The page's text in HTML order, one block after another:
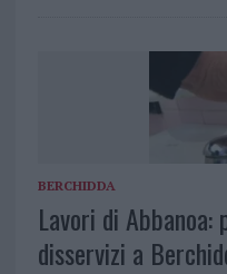
BERCHIDDA
Lavori di
disservizi a